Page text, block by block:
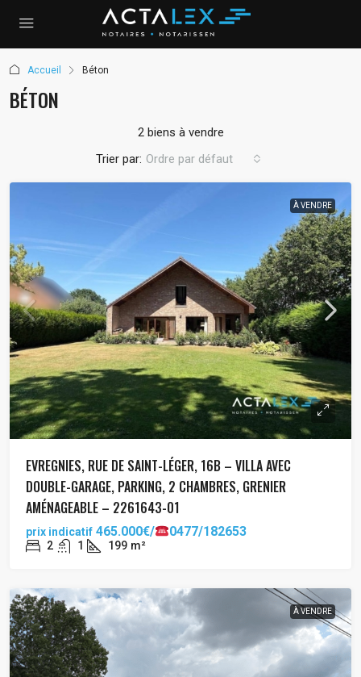
Accueil Béton
BÉTON
2 biens à vendre
Trier par: Ordre par défaut
À VENDRE
EVREGNIES, RUE DE SAINT-LÉGER, 16B – VILLA AVEC
DOUBLE-GARAGE, PARKING, 2 CHAMBRES, GRENIER
AMÉNAGEABLE – 2261643-01
prix indicatif 465.000€/ 0477/182653
2 1 199 m²
À VENDRE